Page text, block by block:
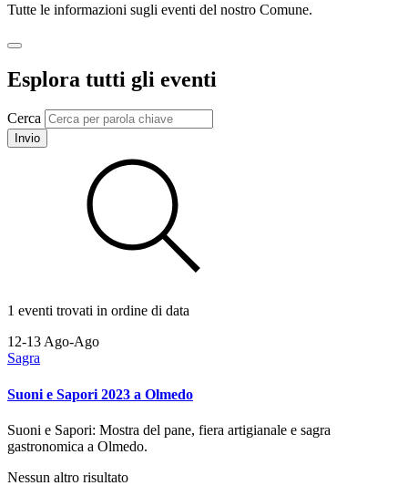
Tutte le informazioni sugli eventi del nostro Comune.
Esplora tutti gli eventi
Cerca
Invio
1 eventi trovati in ordine di data
12-13Ago-Ago
Sagra
Suoni e Sapori 2023 a Olmedo
Suoni e Sapori: Mostra del pane, fiera artigianale e sagra
gastronomica a Olmedo.
Nessun altro risultato